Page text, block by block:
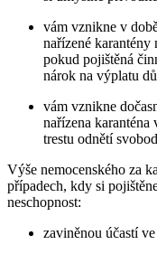
vám vznikne v
nařízené
pokud pojištěná
nárok na výplatu
vám vznikne
nařízena
trestu odnětí
Výše nemocenského za
případech, kdy si
neschopnost:
zaviněnou účastí